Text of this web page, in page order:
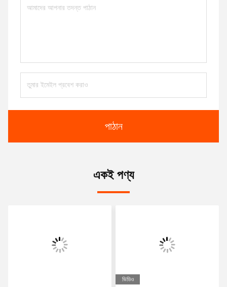
পাঠান
একই পণ্য
ভিডিও